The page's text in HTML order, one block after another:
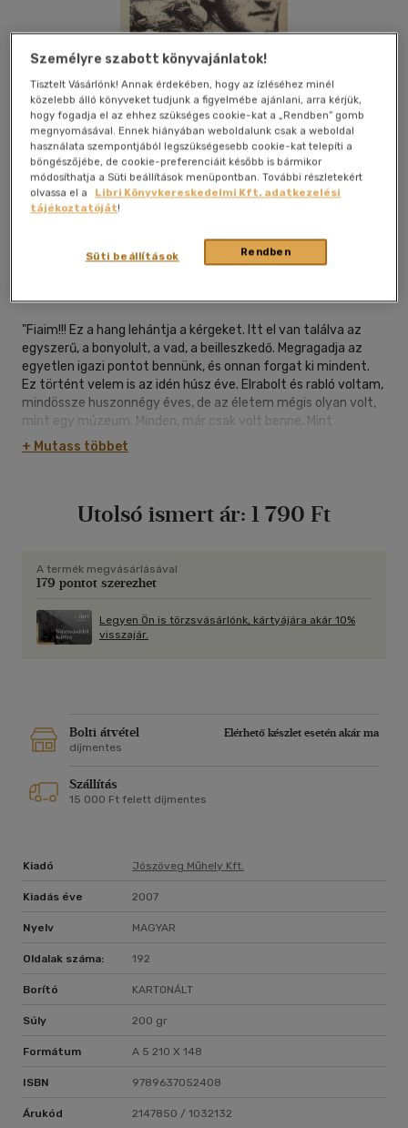
Kívánságlistához adom
"Fiaim!!! Ez a hang lehántja a kérgeket. Itt el van találva az
egyszerű, a bonyolult, a vad, a beilleszkedő. Megragadja az
egyetlen igazi pontot bennünk, és onnan forgat ki mindent.
Ez történt velem is az idén húsz éve. Elrabolt és rabló voltam,
mindössze huszonnégy éves, de az életem mégis olyan volt,
mint egy múzeum. Minden, már csak volt benne. Mint
homokba markolva, melyet minél jobban szorítunk, annál
jobban fut ki ujjaink közül, így vált reménytelenül múlttá a
könyve előszavában, s hogy miként határozott, mi is volt ez a
először gyűjtötte kötetbe azóta írt, válogatott dalszövegeit
- amelyek műfajukból adódó prozódiájukban a dallamot
verskísérleteit, kisprózáit, amelyek feltárják azt az utat, amit
a Rocktérítő c. filmbéli önmagától mai önmagára találásáig
+ Mutass többet
Utolsó ismert ár: 1 790 Ft
A termék megvásárlásával
179 pontot szerezhet
Legyen Ön is törzsvásárlónk, kártyájára akár 10%
visszajár.
Bolti átvétel
Elérhető készlet esetén akár ma
díjmentes
Szállítás
15 000 Ft felett díjmentes
Kiadó Jószöveg Műhely Kft.
Kiadás éve 2007
Nyelv MAGYAR
Oldalak száma: 192
Borító KARTONÁLT
Súly 200 gr
Formátum A 5 210 X 148
ISBN 9789637052408
Árukód 2147850 / 1032132
Személyre szabott könyvajánlatok!
Tisztelt Vásárlónk! Annak érdekében, hogy az ízléséhez minél
közelebb álló könyveket tudjunk a figyelmébe ajánlani, arra kérjük,
hogy fogadja el az ehhez szükséges cookie-kat a „Rendben” gomb
megnyomásával. Ennek hiányában weboldalunk csak a weboldal
használata szempontjából legszükségesebb cookie-kat telepíti a
böngészőjébe, de cookie-preferenciáit később is bármikor
módosíthatja a Süti beállítások menüpontban. További részletekért
olvassa el a
Libri Könyvkereskedelmi Kft. adatkezelési
tájékoztatóját!
Rendben
Süti beállítások